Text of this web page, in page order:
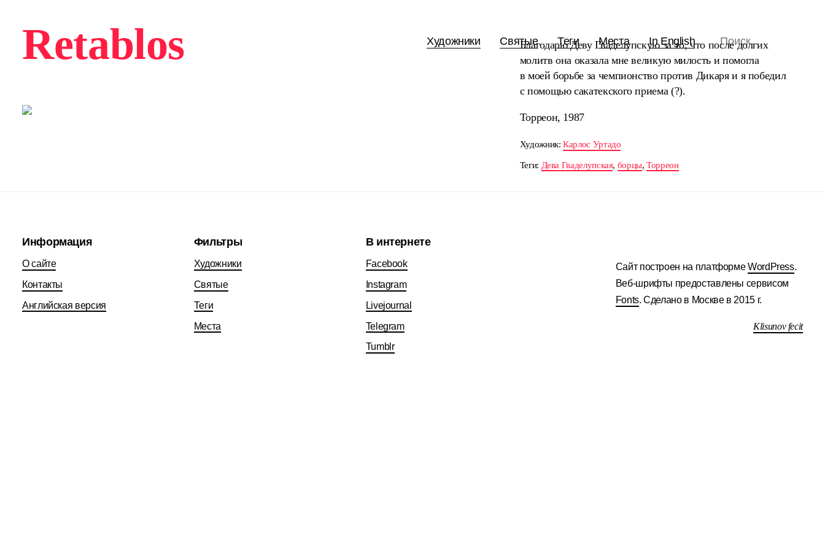
Retablos Художники Святые Теги Места In English
Благодарю Деву Гваделупскую за то, что после долгих
молитв она оказала мне великую милость и помогла
в моей борьбе за чемпионство против Дикаря и я победил
с помощью сакатекского приема (?).
Торреон, 1987
Художник:Карлос Уртадо
Теги: Дева Гваделупская, борцы,Торреон
Информация
О сайте
Контакты
Английская версия
Фильтры
Художники
Святые
Теги
Места
В интернете
Facebook
Instagram
Livejournal
Telegram
Tumblr
Сайт построен на платформеWordPress.
Веб-шрифты предоставлены сервисом
Fonts. Сделано в Москве в 2015 г.
Klisunov fecit